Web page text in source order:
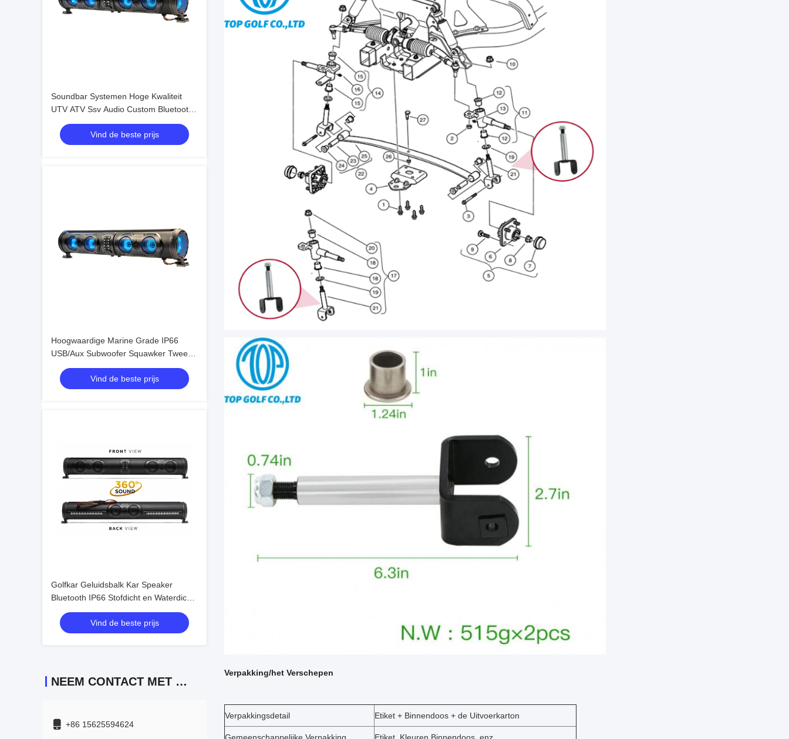
Soundbar Systemen Hoge Kwaliteit
UTV ATV Ssv Audio Custom Bluetooth
4 Luidsprekers Afstandsbediening IP66
Waterdicht USBVind de beste prijs
Hoogwaardige Marine Grade IP66
USB/Aux Subwoofer Squawker Tweeter
Speaker Elektrische Golfkar Bluetooth
Soundbar
Vind de beste prijs
Golfkar Geluidsbalk Kar Speaker
Bluetooth IP66 Stofdicht en Waterdicht
Geluidsveld Akoestiek Prachtig Geluid
Vind de beste prijs
NEEM CONTACT MET ONS OP
+86 15625594624
Verpakking/het Verschepen
Verpakkingsdetail Etiket + Binnendoos + de Uitvoerkarton